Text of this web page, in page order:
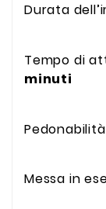
Durata
Tempo di
minuti
Messa in